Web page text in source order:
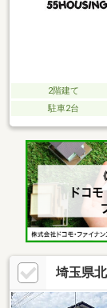
2階建て
駐車2台
埼玉県